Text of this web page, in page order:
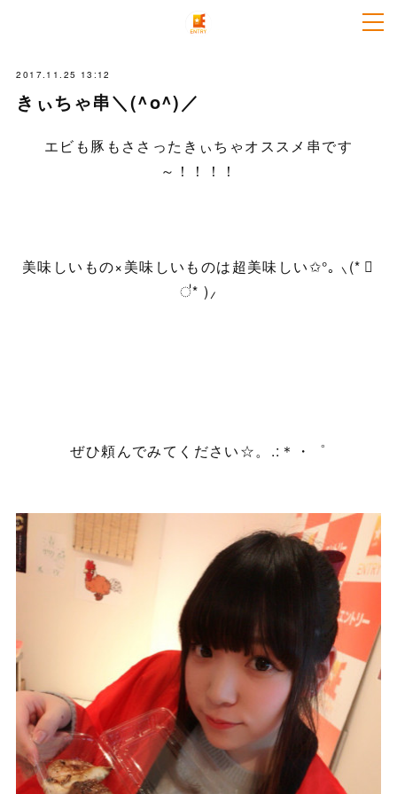
2017.11.25 13:12
きぃちゃ串＼(^o^)／
エビも豚もささったきぃちゃオススメ串です
～！！！！
美味しいもの×美味しいものは超美味しい✩°｡ ⸜(* ॑
॑* )⸝
ぜひ頼んでみてください☆。.:＊・゜